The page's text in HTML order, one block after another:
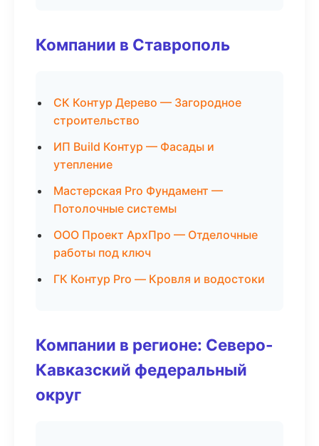
Компании в Ставрополь
СК Контур Дерево — Загородное
строительство
ИП Build Контур — Фасады и
утепление
Мастерская Pro Фундамент —
Потолочные системы
ООО Проект АрхПро — Отделочные
работы под ключ
ГК Контур Pro — Кровля и водостоки
Компании в регионе: Северо-
Кавказский федеральный
округ